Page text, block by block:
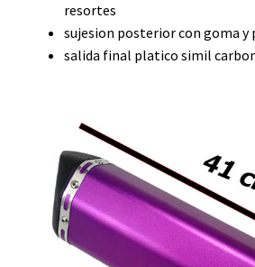
resortes
sujesion posterior con goma y
salida final platico simil